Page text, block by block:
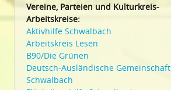
Vereine, Parteien und Kulturkreis-
Arbeitskreise:
Aktivhilfe Schwalbach
Arbeitskreis Lesen
B90/Die Grünen
Deutsch-Ausländische Gemeinschaft
Schwalbach